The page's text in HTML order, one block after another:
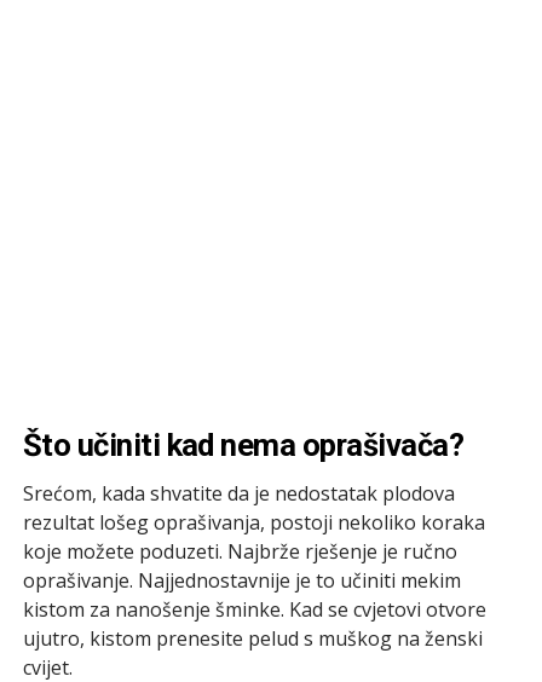
Što učiniti kad nema oprašivača?
Srećom, kada shvatite da je nedostatak plodova
rezultat lošeg oprašivanja, postoji nekoliko koraka
koje možete poduzeti. Najbrže rješenje je ručno
oprašivanje. Najjednostavnije je to učiniti mekim
kistom za nanošenje šminke. Kad se cvjetovi otvore
ujutro, kistom prenesite pelud s muškog na ženski
cvijet.